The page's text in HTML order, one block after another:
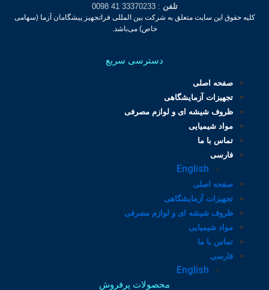
تلفن: 33370233 41 0098
کلیه حقوق این سایت متعلق به شرکت بین المللی فراتجهیز پیشگامان آزما (سهامی
خاص) می‌باشد.
دسترسی سریع
صفحه اصلی
تجهیزات آزمایشگاهی
ظروف شیشه ای و لوازم مصرفی
مواد شیمیایی
تماس با ما
فارسی
English
صفحه اصلی
تجهیزات آزمایشگاهی
ظروف شیشه ای و لوازم مصرفی
مواد شیمیایی
تماس با ما
فارسی
English
محصولات پرفروش